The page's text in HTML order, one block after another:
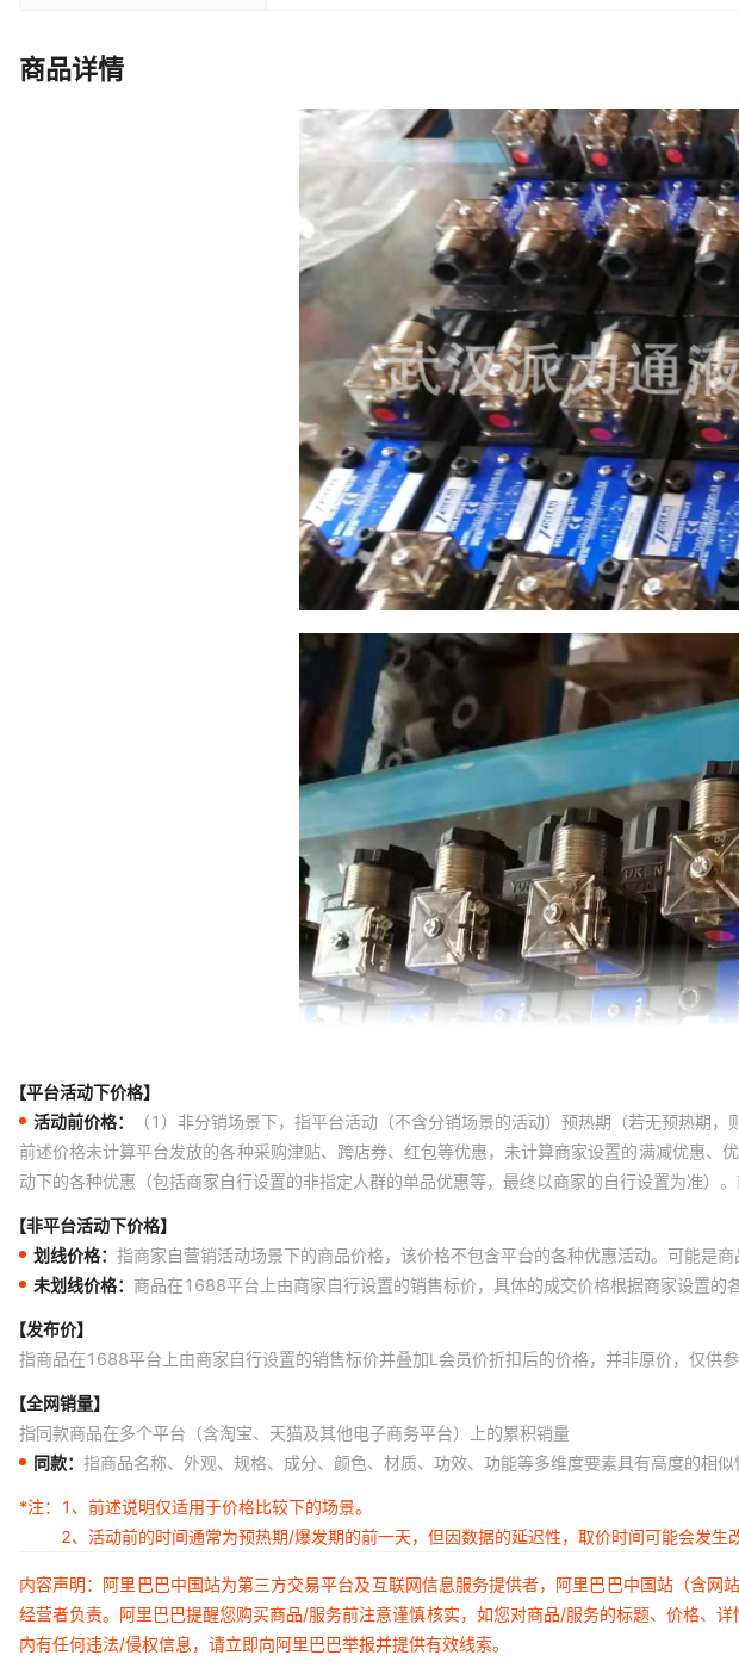
商品详情
【平台活动下价格】
活动前价格：
（1）非分销场景下，指平台活动（不含分销场景的活动）预热期（若无预热期
前述价格未计算平台发放的各种采购津贴、跨店券、红包等优惠，未计算商家设置的满减优惠
动下的各种优惠（包括商家自行设置的非指定人群的单品优惠等，最终以商家的自行设置为准）
【非平台活动下价格】
划线价格： 指商家自营销活动场景下的商品价格，该价格不包含平台的各种优惠活动。可能是
未划线价格： 商品在1688平台上由商家自行设置的销售标价，具体的成交价格根据商家设置的
【发布价】
指商品在1688平台上由商家自行设置的销售标价并叠加L会员价折扣后的价格，并非原价，仅供参
【全网销量】
指同款商品在多个平台（含淘宝、天猫及其他电子商务平台）上的累积销量
同款： 指商品名称、外观、规格、成分、颜色、材质、功效、功能等多维度要素具有高度的相
*注：
1、前述说明仅适用于价格比较下的场景。
2、活动前的时间通常为预热期/爆发期的前一天，但因数据的延迟性，取价时间可能会发生
内容声明：阿里巴巴中国站为第三方交易平台及互联网信息服务提供者，阿里巴巴中国站（含
经营者负责。阿里巴巴提醒您购买商品/服务前注意谨慎核实，如您对商品/服务的标题、价格、
内有任何违法/侵权信息，请立即向阿里巴巴举报并提供有效线索。